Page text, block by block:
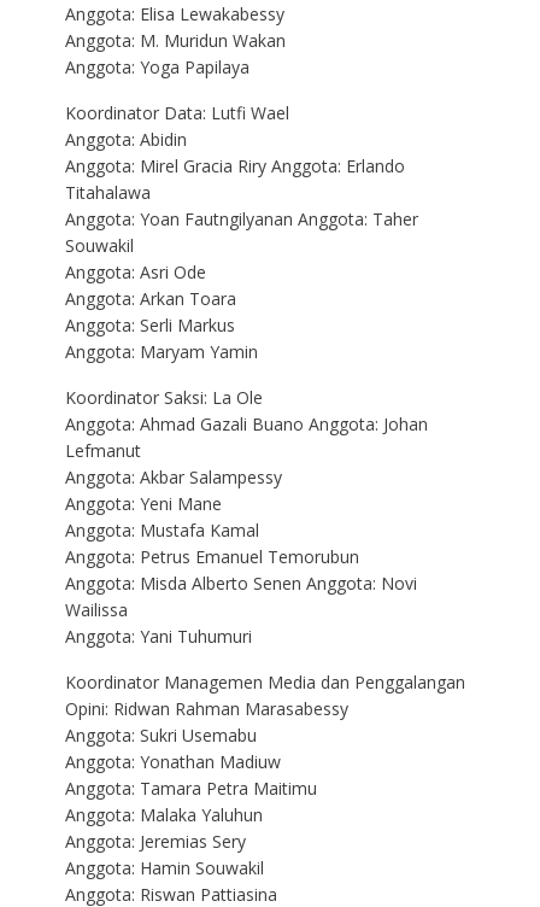
Anggota: Elisa Lewakabessy
Anggota: M. Muridun Wakan
Anggota: Yoga Papilaya
Koordinator Data: Lutfi Wael
Anggota: Abidin
Anggota: Mirel Gracia Riry Anggota: Erlando
Titahalawa
Anggota: Yoan Fautngilyanan Anggota: Taher
Souwakil
Anggota: Asri Ode
Anggota: Arkan Toara
Anggota: Serli Markus
Anggota: Maryam Yamin
Koordinator Saksi: La Ole
Anggota: Ahmad Gazali Buano Anggota: Johan
Lefmanut
Anggota: Akbar Salampessy
Anggota: Yeni Mane
Anggota: Mustafa Kamal
Anggota: Petrus Emanuel Temorubun
Anggota: Misda Alberto Senen Anggota: Novi
Wailissa
Anggota: Yani Tuhumuri
Koordinator Managemen Media dan Penggalangan
Opini: Ridwan Rahman Marasabessy
Anggota: Sukri Usemabu
Anggota: Yonathan Madiuw
Anggota: Tamara Petra Maitimu
Anggota: Malaka Yaluhun
Anggota: Jeremias Sery
Anggota: Hamin Souwakil
Anggota: Riswan Pattiasina